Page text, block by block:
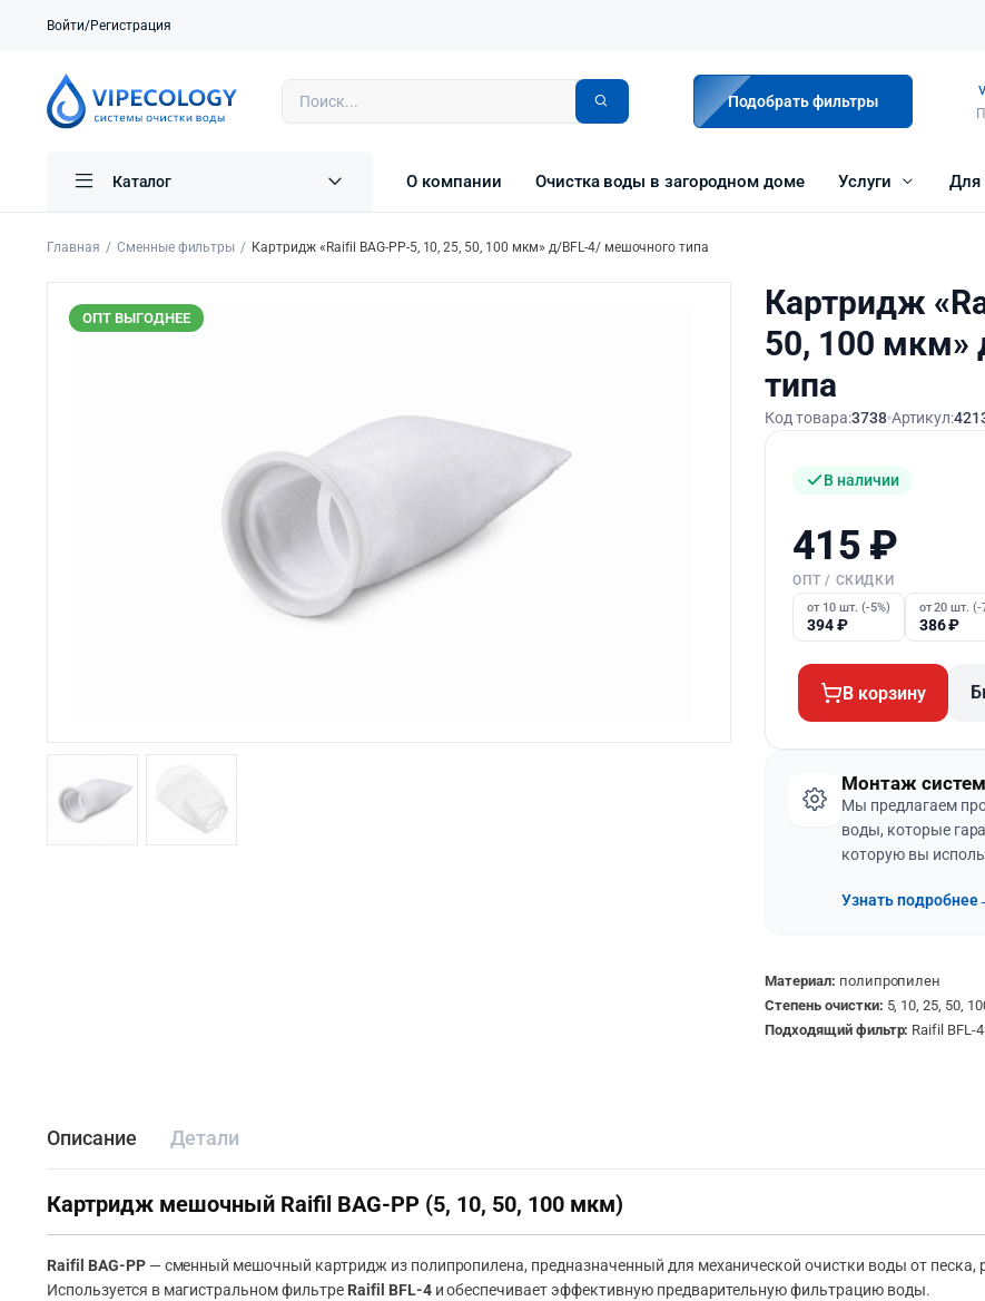
Войти/Регистрация
Подобрать фильтры
Каталог О компании Очистка воды в загородном доме Услуги Для
Главная Сменные фильтры Картридж «Raifil BAG-PP-5, 10, 25, 50, 100 мкм» д/BFL-4/ мешочного типа
ОПТ ВЫГОДНЕЕ
Картридж
50, 100 мкм»
типа
Код товара:3738 Артикул:
В наличии
415 ₽
ОПТ / СКИДКИ
от 10 шт. (-5%)
394₽
от 20 шт. (-
386₽
В корзину
Монтаж
Мы предлагаем
воды, которые
которую вы
Узнать подробнее
Материал: полипропилен
Степень очистки: 5, 10, 25, 50,
Подходящий фильтр: Raifil BFL-4
Описание Детали
Картридж мешочный Raifil BAG-PP (5, 10, 50, 100 мкм)
Raifil BAG-PP— сменный мешочный картридж из полипропилена, предназначенный для механической очистки воды от песка,
Используется в магистральном фильтре Raifil BFL-4и обеспечивает эффективную предварительную фильтрацию воды.